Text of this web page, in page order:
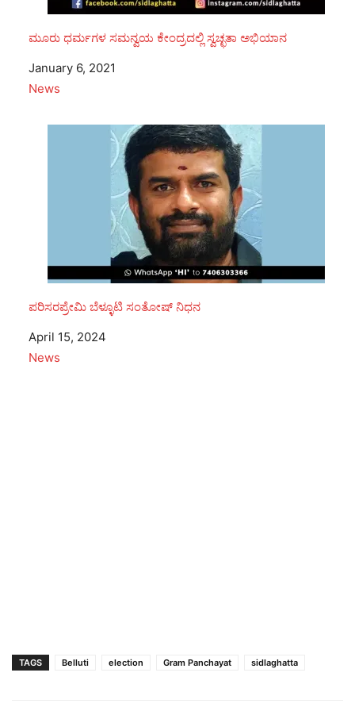
ಮೂರು ಧರ್ಮಗಳ ಸಮನ್ವಯ ಕೇಂದ್ರದಲ್ಲಿ ಸ್ವಚ್ಛತಾ ಅಭಿಯಾನ
Date
January 6, 2021
In relation to
News
ಪರಿಸರಪ್ರೇಮಿ ಬೆಳ್ಳೂಟಿ ಸಂತೋಷ್ ನಿಧನ
Date
April 15, 2024
In relation to
News
TAGS Belluti election Gram Panchayat sidlaghatta